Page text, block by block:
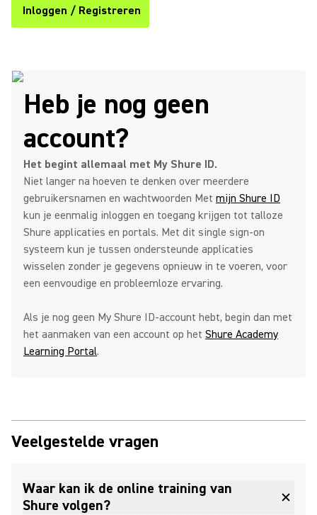
Inloggen / Registreren
Heb je nog geen
account?
Het begint allemaal met My Shure ID.
Niet langer na hoeven te denken over meerdere
gebruikersnamen en wachtwoorden Met mijn Shure ID
kun je eenmalig inloggen en toegang krijgen tot talloze
Shure applicaties en portals. Met dit single sign-on
systeem kun je tussen ondersteunde applicaties
wisselen zonder je gegevens opnieuw in te voeren, voor
een eenvoudige en probleemloze ervaring.
Als je nog geen My Shure ID-account hebt, begin dan met
het aanmaken van een account op het Shure Academy
Learning Portal.
Veelgestelde vragen
Waar kan ik de online training van
Shure volgen?